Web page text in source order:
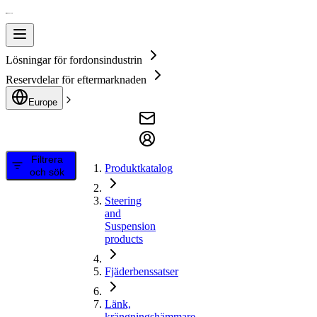
Lösningar för fordonsindustrin
Reservdelar för eftermarknaden
Europe
Filtrera
och sök
Produktkatalog
Steering
and
Suspension
products
Fjäderbenssatser
Länk,